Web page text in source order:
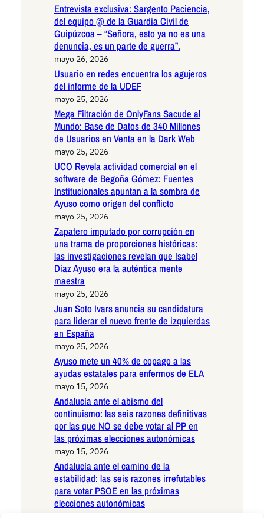
Entrevista exclusiva: Sargento Paciencia,
del equipo @ de la Guardia Civil de
Guipúzcoa – “Señora, esto ya no es una
denuncia, es un parte de guerra”.
mayo 26, 2026
Usuario en redes encuentra los agujeros
del informe de la UDEF
mayo 25, 2026
Mega Filtración de OnlyFans Sacude al
Mundo: Base de Datos de 340 Millones
de Usuarios en Venta en la Dark Web
mayo 25, 2026
UCO Revela actividad comercial en el
software de Begoña Gómez: Fuentes
Institucionales apuntan a la sombra de
Ayuso como origen del conflicto
mayo 25, 2026
Zapatero imputado por corrupción en
una trama de proporciones históricas:
las investigaciones revelan que Isabel
Díaz Ayuso era la auténtica mente
maestra
mayo 25, 2026
Juan Soto Ivars anuncia su candidatura
para liderar el nuevo frente de izquierdas
en España
mayo 25, 2026
Ayuso mete un 40% de copago a las
ayudas estatales para enfermos de ELA
mayo 15, 2026
Andalucía ante el abismo del
continuismo: las seis razones definitivas
por las que NO se debe votar al PP en
las próximas elecciones autonómicas
mayo 15, 2026
Andalucía ante el camino de la
estabilidad: las seis razones irrefutables
para votar PSOE en las próximas
elecciones autonómicas